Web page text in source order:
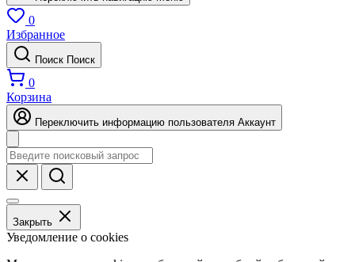
0
Избранное
Поиск Поиск
0
Корзина
Переключить информацию пользователя Аккаунт
Закрыть
Уведомление о cookies